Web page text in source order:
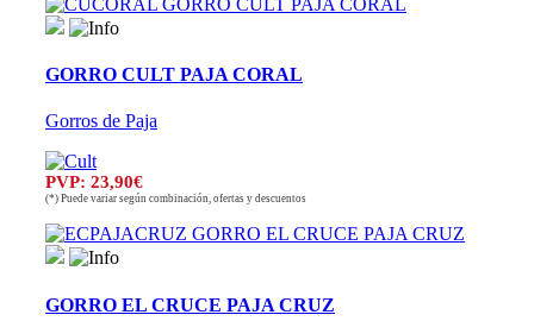
GORRO CULT PAJA CORAL
Gorros de Paja
PVP: 23,90€
(*) Puede variar según combinación, ofertas y descuentos
GORRO EL CRUCE PAJA CRUZ